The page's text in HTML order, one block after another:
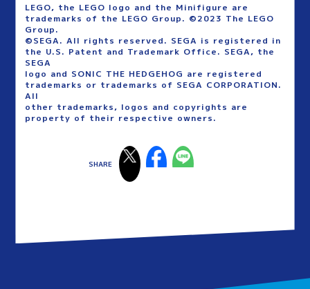
LEGO, the LEGO logo and the Minifigure are
trademarks of the LEGO Group. ©2023 The LEGO
Group.
©SEGA. All rights reserved. SEGA is registered in
the U.S. Patent and Trademark Office. SEGA, the
SEGA
logo and SONIC THE HEDGEHOG are registered
trademarks or trademarks of SEGA CORPORATION.
All
other trademarks, logos and copyrights are
property of their respective owners.